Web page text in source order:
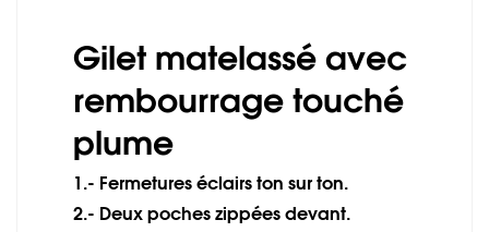
Gilet matelassé avec
rembourrage touché
plume
1.- Fermetures éclairs ton sur ton.
2.- Deux poches zippées devant.